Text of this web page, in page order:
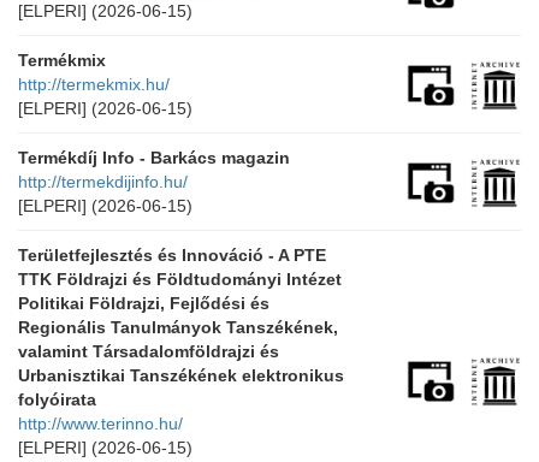
[ELPERI] (2026-06-15)
Termékmix
http://termekmix.hu/
[ELPERI] (2026-06-15)
Termékdíj Info - Barkács magazin
http://termekdijinfo.hu/
[ELPERI] (2026-06-15)
Területfejlesztés és Innováció - A PTE
TTK Földrajzi és Földtudományi Intézet
Politikai Földrajzi, Fejlődési és
Regionális Tanulmányok Tanszékének,
valamint Társadalomföldrajzi és
Urbanisztikai Tanszékének elektronikus
folyóirata
http://www.terinno.hu/
[ELPERI] (2026-06-15)